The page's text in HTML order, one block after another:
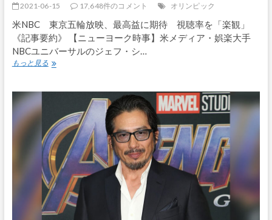
要
に
2021-06-15 17,648件のコメント オリンピック
米NBC 東京五輪放映、最高益に期待 視聴率を「楽観」
《記事要約》 【ニューヨーク時事】米メディア・娯楽大手
NBCユニバーサルのジェフ・シ…
もっと見るオ
の
放
映
料
で
が
っ
り